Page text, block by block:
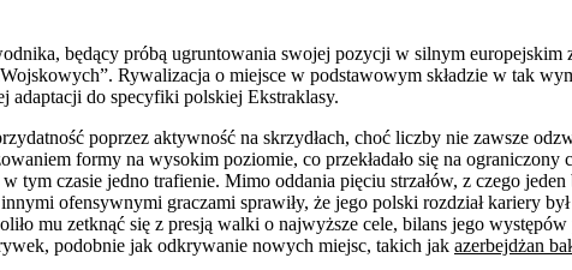
będący próbą ugruntowania swojej pozycji w silnym europejskim
Rywalizacja o miejsce w podstawowym składzie w tak
adaptacji do specyfiki polskiej Ekstraklasy.
poprzez aktywność na skrzydłach, choć liczby nie zawsze
formy na wysokim poziomie, co przekładało się na ograniczony
czasie jedno trafienie. Mimo oddania pięciu strzałów, z czego jeden
ofensywnymi graczami sprawiły, że jego polski rozdział kariery
mu zetknąć się z presją walki o najwyższe cele, bilans jego
podobnie jak odkrywanie nowych miejsc, takich jak azerbejdżan